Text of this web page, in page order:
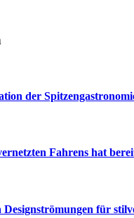
der
Fahrens hat
für